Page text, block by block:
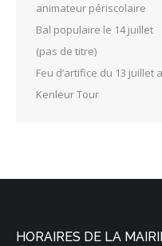
animateur périscolaire
Bal populaire le 14 juillet
(pas de titre)
Feu d’artifice du 13 juillet
Kenleur Tour
HORAIRES DE LA